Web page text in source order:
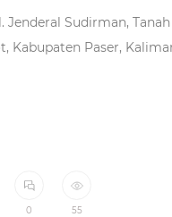
Jenderal Sudirman,
Kabupaten Paser,
0 55